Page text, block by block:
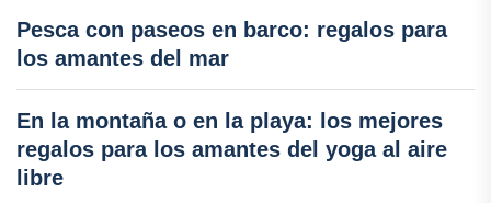
Pesca con paseos en barco: regalos para
los amantes del mar
En la montaña o en la playa: los mejores
regalos para los amantes del yoga al aire
libre